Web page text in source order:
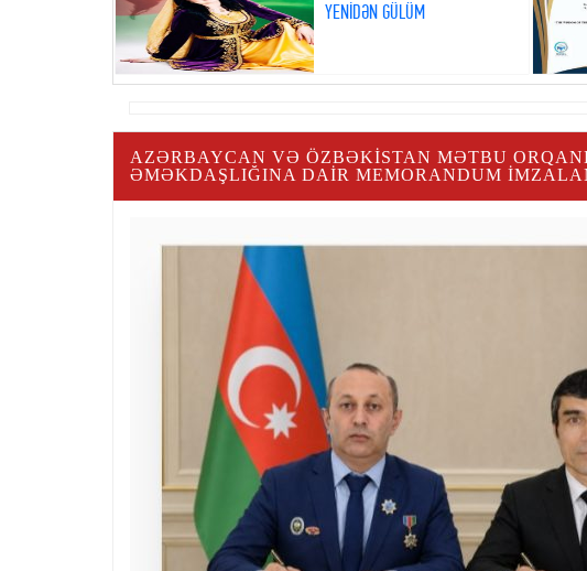
YENİDƏN GÜLÜM
AZƏRBAYCAN VƏ ÖZBƏKISTAN MƏTBU
ƏMƏKDAŞLIĞINA DAIR MEMORANDUM